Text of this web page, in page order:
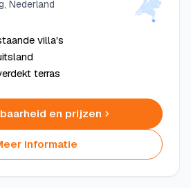
Nederland
villa's
terras
en prijzen
informatie